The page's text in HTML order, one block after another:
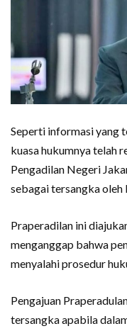
Seperti informasi yang
kuasa hukumnya telah
Pengadilan Negeri
sebagai tersangka oleh
Praperadilan ini
menganggap bahwa
menyalahi prosedur
Pengajuan
tersangka apabila